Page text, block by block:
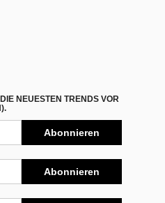
NEUESTEN TRENDS VOR
Abonnieren
Abonnieren